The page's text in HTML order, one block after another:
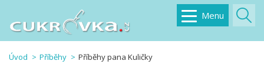
Menu
Úvod Příběhy Příběhy pana Kuličky